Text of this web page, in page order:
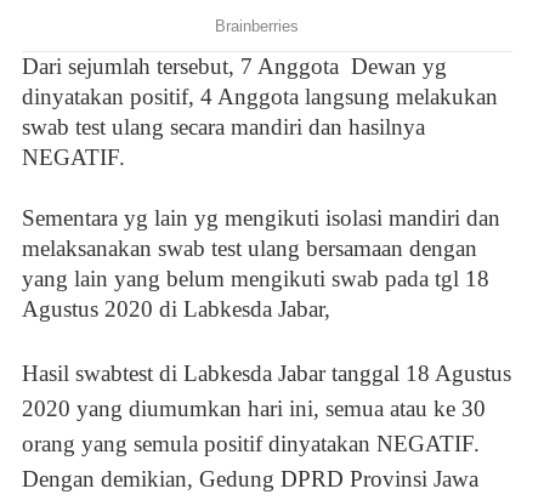
Dari sejumlah tersebut, 7 Anggota Dewan yg
dinyatakan positif, 4 Anggota langsung melakukan
swab test ulang secara mandiri dan hasilnya
NEGATIF.
Sementara yg lain yg mengikuti isolasi mandiri dan
melaksanakan swab test ulang bersamaan dengan
yang lain yang belum mengikuti swab pada tgl 18
Agustus 2020 di Labkesda Jabar,
Hasil swabtest di Labkesda Jabar tanggal 18 Agustus
2020 yang diumumkan hari ini, semua atau ke 30
orang yang semula positif dinyatakan NEGATIF.
Dengan demikian, Gedung DPRD Provinsi Jawa